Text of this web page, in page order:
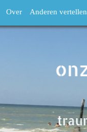
Over Anderen vertellen